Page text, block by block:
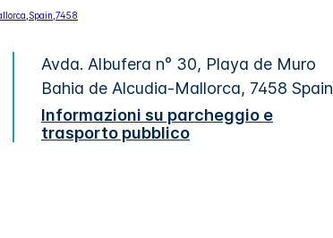
Avda. Albufera n° 30, Playa de Muro
Bahia de Alcudia-Mallorca, 7458 Spain
Informazioni su parcheggio e
trasporto pubblico